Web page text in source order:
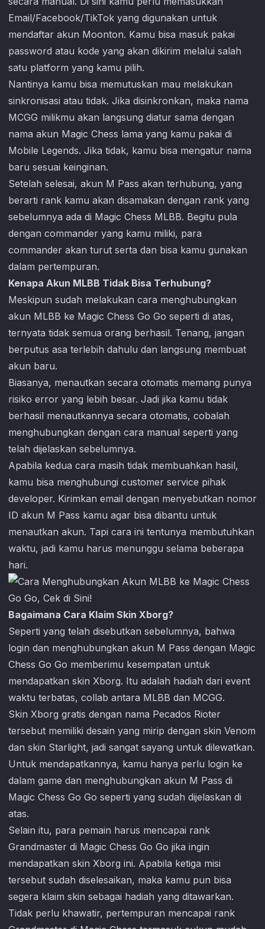
Email/Facebook/TikTok yang digunakan untuk
mendaftar akun Moonton. Kamu bisa masuk pakai
password atau kode yang akan dikirim melalui salah
satu platform yang kamu pilih.
Nantinya kamu bisa memutuskan mau melakukan
sinkronisasi atau tidak. Jika disinkronkan, maka nama
MCGG milikmu akan langsung diatur sama dengan
nama akun Magic Chess lama yang kamu pakai di
Mobile Legends. Jika tidak, kamu bisa mengatur nama
baru sesuai keinginan.
Setelah selesai, akun M Pass akan terhubung, yang
berarti rank kamu akan disamakan dengan rank yang
sebelumnya ada di Magic Chess MLBB. Begitu pula
dengan commander yang kamu miliki, para
commander akan turut serta dan bisa kamu gunakan
dalam pertempuran.
Kenapa Akun MLBB Tidak Bisa Terhubung?
Meskipun sudah melakukan cara menghubungkan
akun MLBB ke Magic Chess Go Go seperti di atas,
ternyata tidak semua orang berhasil. Tenang, jangan
berputus asa terlebih dahulu dan langsung membuat
akun baru.
Biasanya, menautkan secara otomatis memang punya
risiko error yang lebih besar. Jadi jika kamu tidak
berhasil menautkannya secara otomatis, cobalah
menghubungkan dengan cara manual seperti yang
telah dijelaskan sebelumnya.
Apabila kedua cara masih tidak membuahkan hasil,
kamu bisa menghubungi customer service pihak
developer. Kirimkan email dengan menyebutkan nomor
ID akun M Pass kamu agar bisa dibantu untuk
menautkan akun. Tapi cara ini tentunya membutuhkan
waktu, jadi kamu harus menunggu selama beberapa
hari.
Bagaimana Cara Klaim Skin Xborg?
Seperti yang telah disebutkan sebelumnya, bahwa
login dan menghubungkan akun M Pass dengan Magic
Chess Go Go memberimu kesempatan untuk
mendapatkan skin Xborg. Itu adalah hadiah dari event
waktu terbatas, collab antara MLBB dan MCGG.
Skin Xborg gratis dengan nama Pecados Rioter
tersebut memiliki desain yang mirip dengan skin Venom
dan skin Starlight, jadi sangat sayang untuk dilewatkan.
Untuk mendapatkannya, kamu hanya perlu login ke
dalam game dan menghubungkan akun M Pass di
Magic Chess Go Go seperti yang sudah dijelaskan di
atas.
Selain itu, para pemain harus mencapai rank
Grandmaster di Magic Chess Go Go jika ingin
mendapatkan skin Xborg ini. Apabila ketiga misi
tersebut sudah diselesaikan, maka kamu pun bisa
segera klaim skin sebagai hadiah yang ditawarkan.
Tidak perlu khawatir, pertempuran mencapai rank